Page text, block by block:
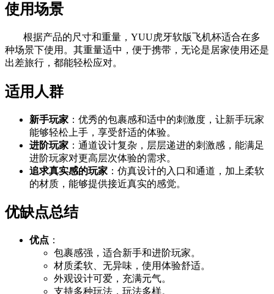
使用场景
根据产品的尺寸和重量，YUU虎牙软版飞机杯适合在多
种场景下使用。其重量适中，便于携带，无论是居家使用还是
出差旅行，都能轻松应对。
适用人群
新手玩家 ：优秀的包裹感和适中的刺激度，让新手玩家
能够轻松上手，享受舒适的体验。
进阶玩家 ：通道设计复杂，层层递进的刺激感，能满足
进阶玩家对更高层次体验的需求。
追求真实感的玩家 ：仿真设计的入口和通道，加上柔软
的材质，能够提供接近真实的感觉。
优缺点总结
优点 ：
包裹感强，适合新手和进阶玩家。
材质柔软、无异味，使用体验舒适。
外观设计可爱，充满元气。
支持多种玩法，玩法多样。